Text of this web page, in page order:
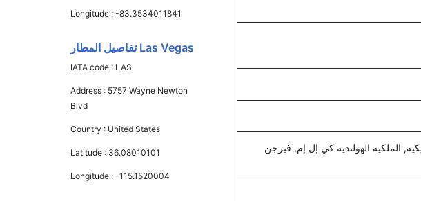
الملكية الهولندية كي إل إم, فيرجن
Longitude :-83.3534011841
Las Vegas تفاصيل المطار
IATA code : LAS
Address : 5757 Wayne Newton
Blvd
Country : United States
Latitude : 36.08010101
Longitude :-115.1520004